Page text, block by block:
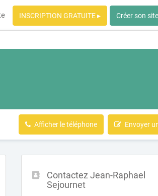
INSCRIPTION GRATUITE ▸ Créer son
Afficher le téléphone Envoyer
Contactez Jean-Raphael
Sejournet